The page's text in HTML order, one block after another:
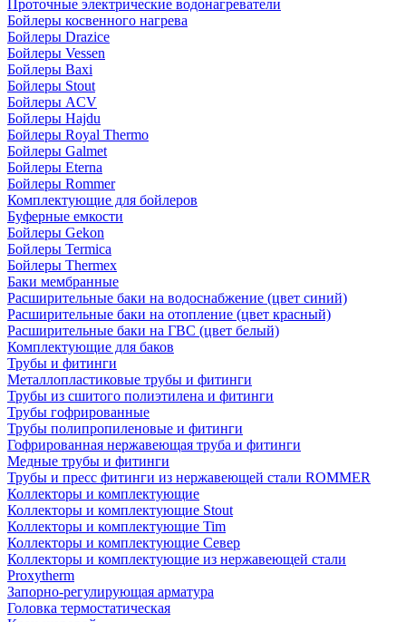
Проточные электрические водонагреватели
Бойлеры косвенного нагрева
Бойлеры Drazice
Бойлеры Vessen
Бойлеры Baxi
Бойлеры Stout
Бойлеры ACV
Бойлеры Hajdu
Бойлеры Royal Thermo
Бойлеры Galmet
Бойлеры Eterna
Бойлеры Rommer
Комплектующие для бойлеров
Буферные емкости
Бойлеры Gekon
Бойлеры Termica
Бойлеры Thermex
Баки мембранные
Расширительные баки на водоснабжение (цвет синий)
Расширительные баки на отопление (цвет красный)
Расширительные баки на ГВС (цвет белый)
Комплектующие для баков
Трубы и фитинги
Металлопластиковые трубы и фитинги
Трубы из сшитого полиэтилена и фитинги
Трубы гофрированные
Трубы полипропиленовые и фитинги
Гофрированная нержавеющая труба и фитинги
Медные трубы и фитинги
Трубы и пресс фитинги из нержавеющей стали ROMMER
Коллекторы и комплектующие
Коллекторы и комплектующие Stout
Коллекторы и комплектующие Tim
Коллекторы и комплектующие Север
Коллекторы и комплектующие из нержавеющей стали
Proxytherm
Запорно-регулирующая арматура
Головка термостатическая